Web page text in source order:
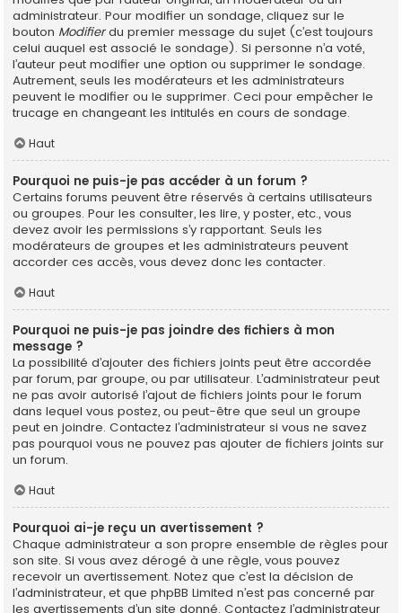
administrateur. Pour modifier un sondage, cliquez sur le
bouton Modifierdu premier message du sujet (c’est toujours
celui auquel est associé le sondage). Si personne n’a voté,
l’auteur peut modifier une option ou supprimer le sondage.
Autrement, seuls les modérateurs et les administrateurs
peuvent le modifier ou le supprimer. Ceci pour empêcher le
trucage en changeant les intitulés en cours de sondage.
Haut
Pourquoi ne puis-je pas accéder à un forum ?
Certains forums peuvent être réservés à certains utilisateurs
ou groupes. Pour les consulter, les lire, y poster, etc., vous
devez avoir les permissions s’y rapportant. Seuls les
modérateurs de groupes et les administrateurs peuvent
accorder ces accès, vous devez donc les contacter.
Haut
Pourquoi ne puis-je pas joindre des fichiers à mon
message ?
La possibilité d’ajouter des fichiers joints peut être accordée
par forum, par groupe, ou par utilisateur. L’administrateur peut
ne pas avoir autorisé l’ajout de fichiers joints pour le forum
dans lequel vous postez, ou peut-être que seul un groupe
peut en joindre. Contactez l’administrateur si vous ne savez
pas pourquoi vous ne pouvez pas ajouter de fichiers joints sur
un forum.
Haut
Pourquoi ai-je reçu un avertissement ?
Chaque administrateur a son propre ensemble de règles pour
son site. Si vous avez dérogé à une règle, vous pouvez
recevoir un avertissement. Notez que c’est la décision de
l’administrateur, et que phpBB Limited n’est pas concerné par
les avertissements d’un site donné. Contactez l’administrateur